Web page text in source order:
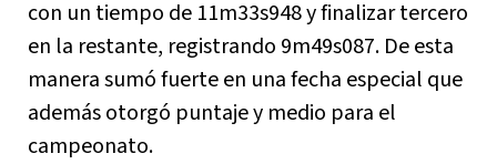
con un tiempo de 11m33s948 y finalizar tercero
en la restante, registrando 9m49s087. De esta
manera sumó fuerte en una fecha especial que
además otorgó puntaje y medio para el
campeonato.